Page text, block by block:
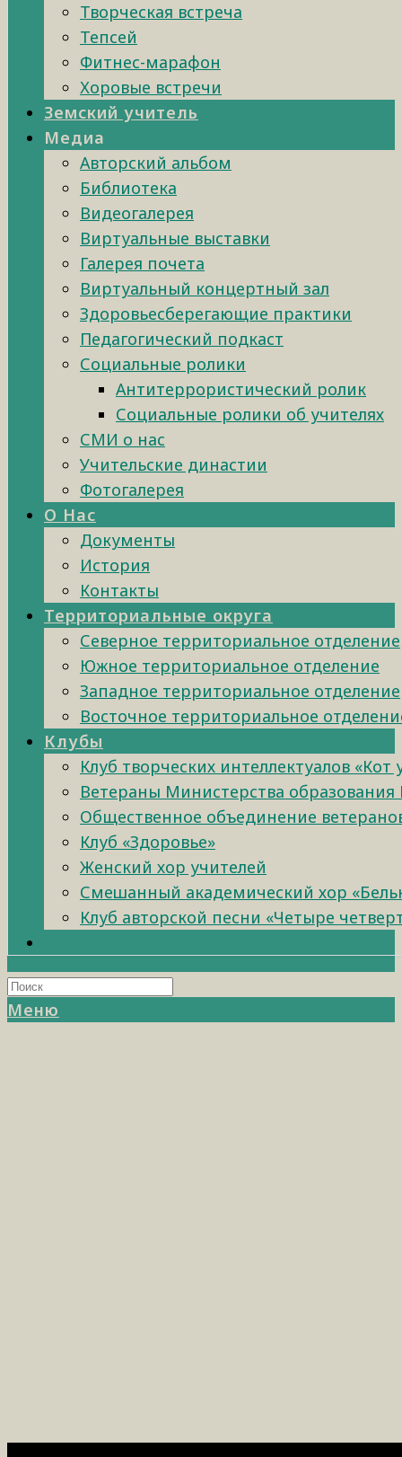
Творческая встреча
Тепсей
Фитнес-марафон
Хоровые встречи
Земский учитель
Медиа
Авторский альбом
Библиотека
Видеогалерея
Виртуальные выставки
Галерея почета
Виртуальный концертный зал
Здоровьесберегающие практики
Педагогический подкаст
Социальные ролики
Антитеррористический ролик
Социальные ролики об учителях
СМИ о нас
Учительские династии
Фотогалерея
О Нас
Документы
История
Контакты
Территориальные округа
Северное территориальное отделение
Южное территориальное отделение
Западное территориальное отделение
Восточное территориальное
Клубы
Клуб творческих интеллектуалов «Кот
Ветераны Министерства образования
Общественное объединение
Клуб «Здоровье»
Женский хор учителей
Смешанный академический хор
Клуб авторской песни «Четыре
Меню